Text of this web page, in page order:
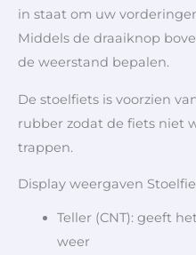
in staat om uw
Middels de draaiknop
de weerstand bepalen.
De stoelfiets is voorzien
rubber zodat de fiets niet
trappen.
Display weergaven
Teller (CNT): geeft
weer